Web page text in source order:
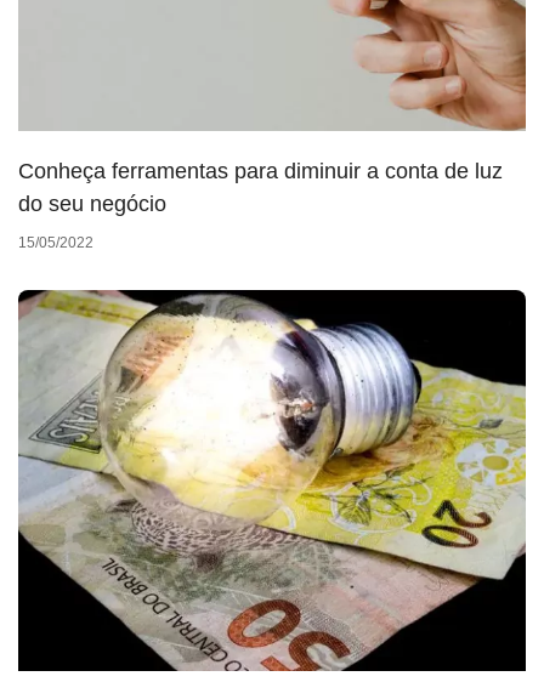
Conheça ferramentas para diminuir a conta de luz
do seu negócio
15/05/2022